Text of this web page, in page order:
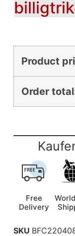
Product
Order
Free
Delivery
SKU